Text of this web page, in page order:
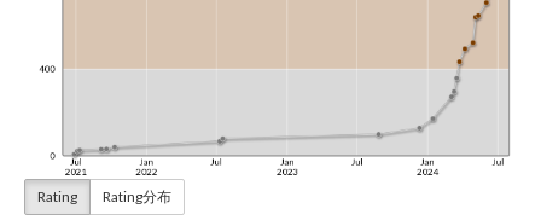
Rating Rating分布